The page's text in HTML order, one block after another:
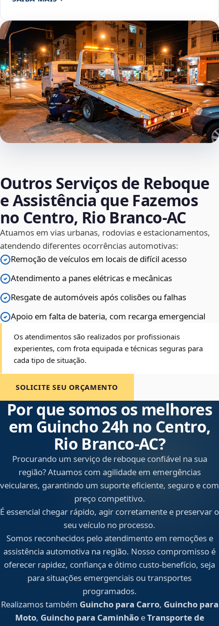
Outros Serviços de Reboque
e Assistência que Fazemos
no Centro, Rio Branco‑AC
Atuamos em vias urbanas, rodovias e estacionamentos,
atendendo diferentes ocorrências automotivas:
Remoção de veículos em locais de difícil acesso
Atendimento a panes elétricas e mecânicas
Resgate de automóveis após colisões ou falhas
Apoio em falta de bateria, com recarga emergencial
Os atendimentos são realizados por profissionais
experientes, com frota equipada e técnicas seguras para
cada tipo de situação.
SOLICITE SEU ORÇAMENTO
Por que somos os melhores
em Guincho 24h no Centro,
Rio Branco‑AC?
Procurando um serviço de reboque confiável na sua
região? Atuamos com agilidade em emergências
veiculares, garantindo um suporte eficiente, seguro e com
preço competitivo.
É essencial chegar rápido, agir corretamente e preservar o
seu veículo no processo.
Somos reconhecidos pelo atendimento em remoções e
assistência automotiva na região. Nosso compromisso é
oferecer rapidez, confiança e ótimo custo-benefício, seja
para situações emergenciais ou transportes
programados.
Realizamos também Guincho para Carro, Guincho para
Moto, Guincho para CaminhãoeTransporte de